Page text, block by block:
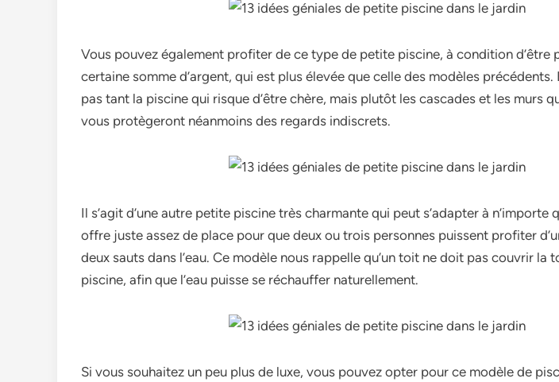
Vous pouvez également profiter de ce type de petite piscine, à condition d’être
certaine somme d’argent, qui est plus élevée que celle des modèles précédents.
pas tant la piscine qui risque d’être chère, mais plutôt les cascades et les murs
vous protègeront néanmoins des regards indiscrets.
Il s’agit d’une autre petite piscine très charmante qui peut s’adapter à n’importe
offre juste assez de place pour que deux ou trois personnes puissent profiter
deux sauts dans l’eau. Ce modèle nous rappelle qu’un toit ne doit pas couvrir la
piscine, afin que l’eau puisse se réchauffer naturellement.
Si vous souhaitez un peu plus de luxe, vous pouvez opter pour ce modèle de